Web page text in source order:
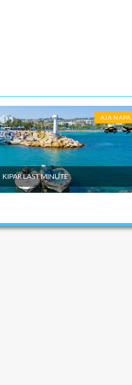
AJA NAPA
KIPAR LAST MINUTE